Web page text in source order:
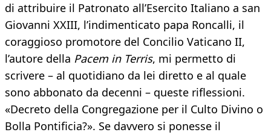
di attribuire il Patronato all’Esercito Italiano a san
Giovanni XXIII, l’indimenticato papa Roncalli, il
coraggioso promotore del Concilio Vaticano II,
l’autore della Pacem in Terris, mi permetto di
scrivere – al quotidiano da lei diretto e al quale
sono abbonato da decenni – queste riflessioni.
«Decreto della Congregazione per il Culto Divino o
Bolla Pontificia?». Se davvero si ponesse il